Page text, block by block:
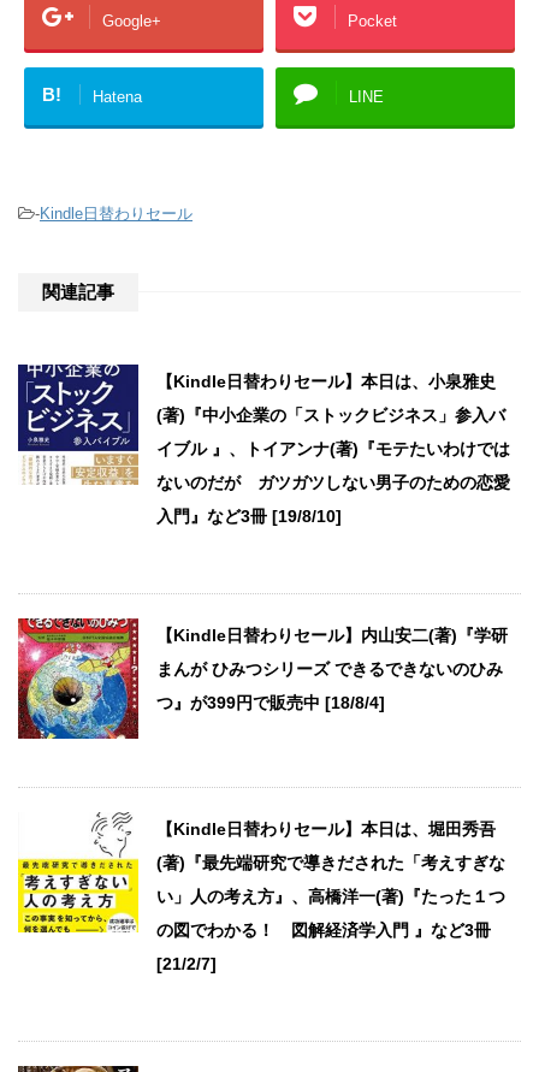
Google+ Pocket
B! Hatena LINE
-Kindle日替わりセール
関連記事
【Kindle日替わりセール】本日は、小泉雅史
(著)『中小企業の「ストックビジネス」参入バ
イブル 』、トイアンナ(著)『モテたいわけでは
ないのだが ガツガツしない男子のための恋愛
入門』など3冊 [19/8/10]
【Kindle日替わりセール】内山安二(著)『学研
まんが ひみつシリーズ できるできないのひみ
つ』が399円で販売中 [18/8/4]
【Kindle日替わりセール】本日は、堀田秀吾
(著)『最先端研究で導きだされた「考えすぎな
い」人の考え方』、高橋洋一(著)『たった１つ
の図でわかる！ 図解経済学入門 』など3冊
[21/2/7]